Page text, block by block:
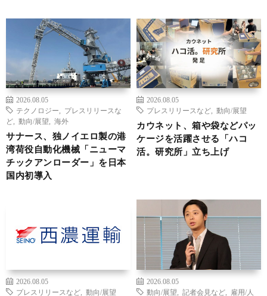
2026.08.05
テクノロジー
プレスリリースな
ど
動向/展望 海外
サナース、独ノイエロ製の港
湾荷役自動化機械「ニューマ
チックアンローダー」を日本
国内初導入
2026.08.05
プレスリリースなど
動向/展望
カウネット、箱や袋などパッ
ケージを活躍させる「ハコ
活。研究所」立ち上げ
2026.08.05
プレスリリースなど
動向/展望
2026.08.05
動向/展望
記者会見など
雇用/人